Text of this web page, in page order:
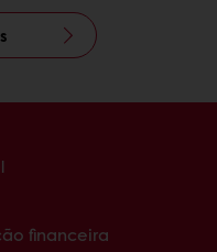
financeira